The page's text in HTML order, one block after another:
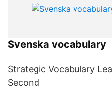
Svenska vocabulary
Strategic Vocabulary
Second